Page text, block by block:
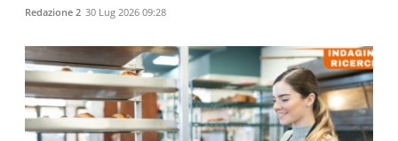
Redazione 2 30 Lug 2026 09:28